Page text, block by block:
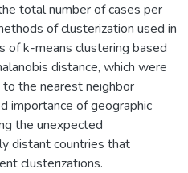
total number of cases per
of clusterization used in
of k-means clustering based
distance, which were
the nearest neighbor
importance of geographic
the unexpected
distant countries that
clusterizations.